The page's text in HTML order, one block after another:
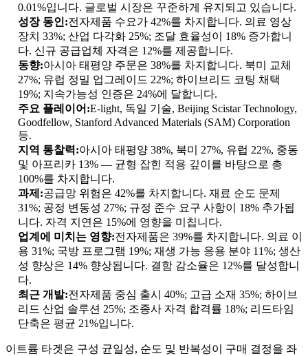
0.01%입니다. 글로벌 시장은 꾸준하게 유지되고 있습니다.
성장 동인:전자제품 수요가 42%를 차지합니다. 의료 영상
장치 33%; 산업 다각화 25%; 조달 효율성이 18% 증가합니
다. 신규 공급업체 자격은 12%를 제공합니다.
동향:아시아 태평양 주문은 38%를 차지합니다. 북미 교체
27%; 유럽 ​​정밀 업그레이드 22%; 하이브리드 코팅 채택
19%; 지속가능성 인증은 24%에 달합니다.
주요 플레이어:E-light, 독일 기술, Beijing Scistar Technology,
Goodfellow, Stanford Advanced Materials (SAM) Corporation
등.
지역 통찰력:아시아 태평양 38%, 북미 27%, 유럽 22%, 중동
및 아프리카 13% — 균형 잡힌 적용 깊이를 바탕으로 총
100%를 차지합니다.
과제:공급망 위험은 42%를 차지합니다. 재료 순도 문제
31%; 공정 변동성 27%; 규정 준수 요구 사항이 18% 추가됩
니다. 자격 지연은 15%에 영향을 미칩니다.
업계에 미치는 영향:전자제품은 39%를 차지합니다. 의료 이
용 31%; 국방 프로그램 19%; 재생 가능 응용 분야 11%; 생산
성 향상은 14% 향상됩니다. 결함 감소율은 12%를 달성합니
다.
최근 개발:전자제품 중심 출시 40%; 고급 소재 35%; 하이브
리드 산업 솔루션 25%; 조종사 자격 합격률 18%; 리드타임
단축은 평균 21%입니다.
이트륨 타겟은 구성 균일성, 순도 및 반복성이 구매 결정을 좌